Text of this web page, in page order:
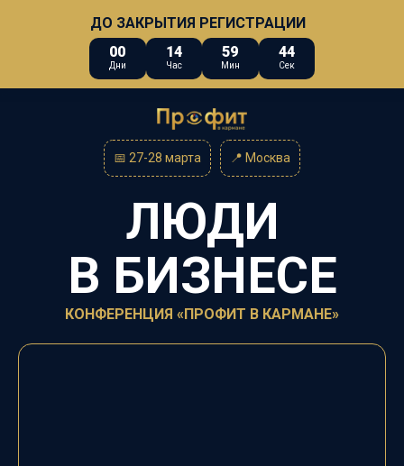
ДО ЗАКРЫТИЯ РЕГИСТРАЦИИ
00
Дни
14
Час
59
Мин
43
Сек
📅 27-28 марта 📍 Москва
ЛЮДИ
В БИЗНЕСЕ
КОНФЕРЕНЦИЯ «ПРОФИТ В КАРМАНЕ»